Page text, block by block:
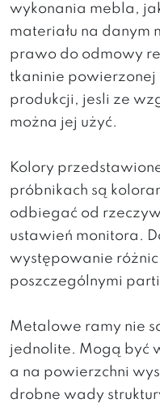
wykonania mebla,
materiału na danym
prawo do odmowy
tkaninie
produkcji, jesli ze
można jej użyć.
Kolory
próbnikach są
odbiegać od
ustawień monitora.
występowanie
poszczególnymi
Metalowe ramy nie
jednolite. Mogą być
a na powierzchni
drobne wady